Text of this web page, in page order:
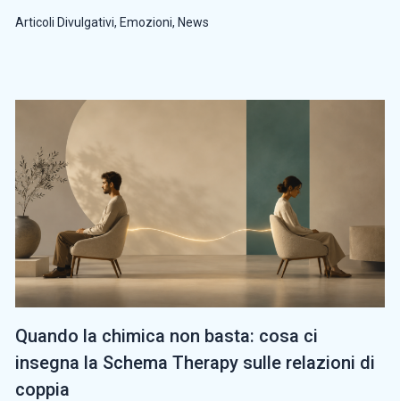
Articoli Divulgativi, Emozioni, News
Quando la chimica non basta: cosa ci
insegna la Schema Therapy sulle relazioni di
coppia